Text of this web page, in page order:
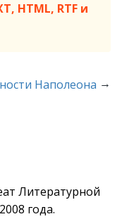
HTML, RTF и
Наполеона →
Литературной
года.